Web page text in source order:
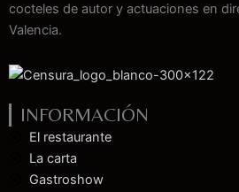
cocteles de autor y actuaciones en
Valencia.
INFORMACIÓN
El restaurante
La carta
Gastroshow